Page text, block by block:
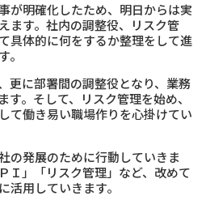
が明確化したため、明日からは実
ます。社内の調整役、リスク管
具体的に何をするか整理をして進
。
更に部署間の調整役となり、業務
す。そして、リスク管理を始め、
て働き易い職場作りを心掛けてい
の発展のために行動していきま
Ｉ」「リスク管理」など、改めて
活用していきます。